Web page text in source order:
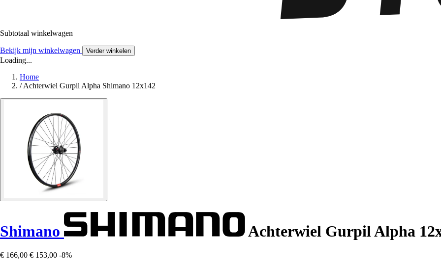
Subtotaal winkelwagen
Bekijk mijn winkelwagen Verder winkelen
Loading...
Home
/ Achterwiel Gurpil Alpha Shimano 12x142
Shimano Achterwiel Gurpil Alpha
€ 166,00 € 153,00 -8%